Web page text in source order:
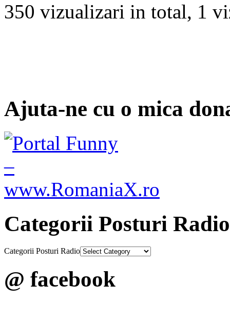
350 vizualizari in total, 1
Ajuta-ne cu o mica
Categorii Posturi Radio
Categorii Posturi Radio
@ facebook